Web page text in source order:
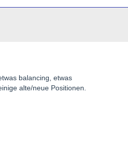
balancing, etwas
alte/neue Positionen.